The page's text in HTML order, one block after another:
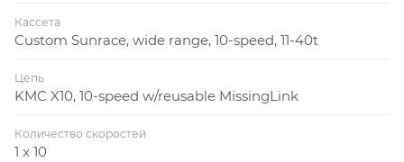
Вилка
RockShox Bluto RL,
регулировка отскока,
Кассета
Custom Sunrace, wide range, 10-speed, 11-40t
Цепь
KMC X10, 10-speed w/reusable MissingLink
Количество скоростей
1 x 10